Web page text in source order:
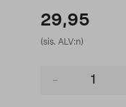
29,95
(sis. ALV:n)